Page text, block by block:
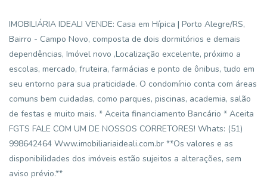
IMOBILIÁRIA IDEALI VENDE: Casa em Hípica | Porto Alegre/RS,
Bairro - Campo Novo, composta de dois dormitórios e demais
dependências, Imóvel novo ,Localização excelente, próximo a
escolas, mercado, fruteira, farmácias e ponto de ônibus, tudo em
seu entorno para sua praticidade. O condomínio conta com áreas
comuns bem cuidadas, como parques, piscinas, academia, salão
de festas e muito mais. * Aceita financiamento Bancário * Aceita
FGTS FALE COM UM DE NOSSOS CORRETORES! Whats: (51)
998642464 Www.imobiliariaideali.com.br **Os valores e as
disponibilidades dos imóveis estão sujeitos a alterações, sem
aviso prévio.**